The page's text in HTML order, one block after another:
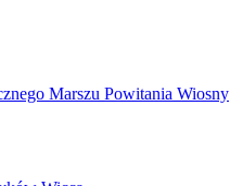
Marszu Powitania Wiosny